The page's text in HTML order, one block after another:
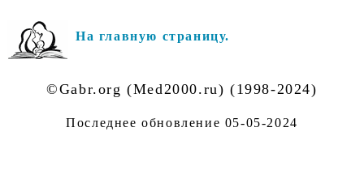
На главную страницу.
©Gabr.org (Med2000.ru) (1998-2024)
Последнее обновление 05-05-2024